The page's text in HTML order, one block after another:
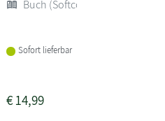
Buch (Softcover)
Sofort lieferbar
€14,99